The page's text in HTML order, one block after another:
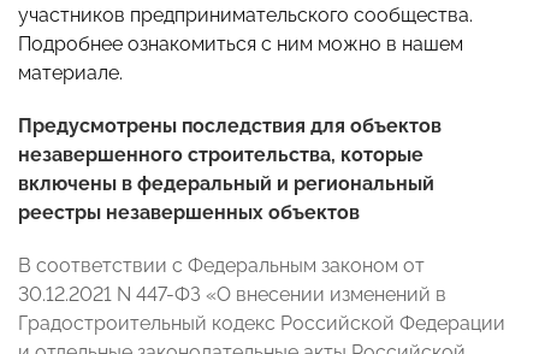
участников предпринимательского сообщества.
Подробнее ознакомиться с ним можно в нашем
материале.
Предусмотрены последствия для объектов
незавершенного строительства, которые
включены в федеральный и региональный
реестры незавершенных объектов
В соответствии с Федеральным законом от
30.12.2021 N 447-ФЗ «О внесении изменений в
Градостроительный кодекс Российской Федерации